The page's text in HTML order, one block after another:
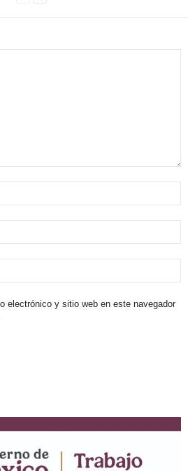
electrónico y sitio web en este navegador